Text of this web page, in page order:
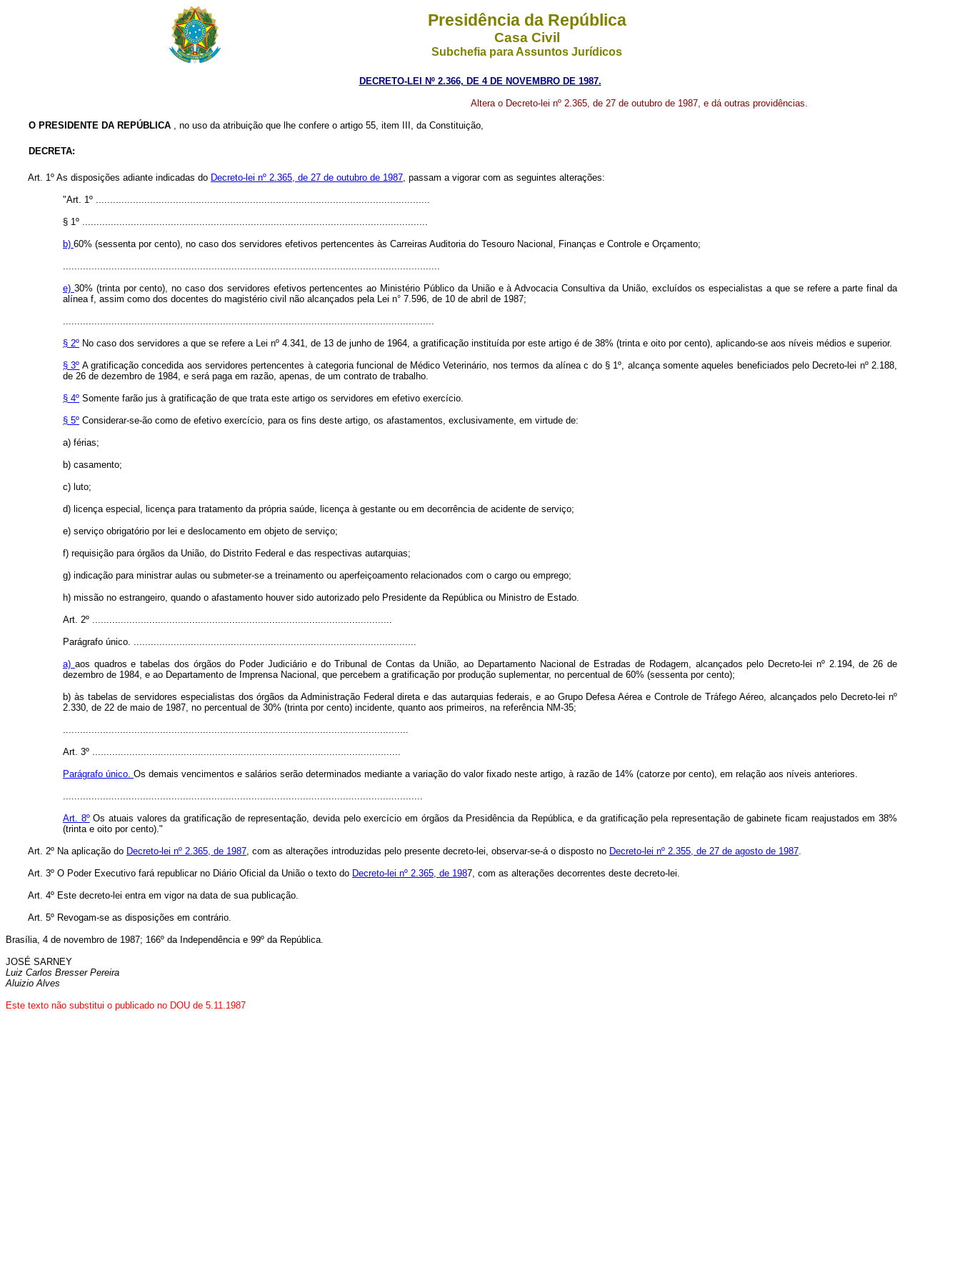
Presidência da República
Casa Civil
Subchefia para Assuntos Jurídicos
DECRETO-LEI Nº 2.366, DE 4 DE NOVEMBRO DE 1987.
Altera o Decreto-lei nº 2.365, de 27 de outubro de 1987, e dá outras providências.
O PRESIDENTE DA REPÚBLICA , no uso da atribuição que lhe confere o artigo 55, item III, da Constituição,
DECRETA:
Art. 1º As disposições adiante indicadas do Decreto-lei nº 2.365, de 27 de outubro de 1987 , passam a vigorar com as seguintes alterações:
"Art. 1º
§ 1º .........................................................................................................................
b) 60% (sessenta por cento), no caso dos servidores efetivos pertencentes às Carreiras Auditoria do Tesouro Nacional, Finanças e Controle e Orçamento;
e) 30% (trinta por cento), no caso dos servidores efetivos pertencentes ao Ministério Público da União e à Advocacia Consultiva da União, excluídos os especialistas a que se refere a parte final da
alínea f, assim como dos docentes do magistério civil não alcançados pela Lei n° 7.596, de 10 de abril de 1987;
§ 2º No caso dos servidores a que se refere a Lei nº 4.341, de 13 de junho de 1964, a gratificação instituída por este artigo é de 38% (trinta e oito por cento), aplicando-se aos níveis médios e superior.
§ 3º A gratificação concedida aos servidores pertencentes à categoria funcional de Médico Veterinário, nos termos da alínea c do § 1º, alcança somente aqueles beneficiados pelo Decreto-lei nº 2.188,
de 26 de dezembro de 1984, e será paga em razão, apenas, de um contrato de trabalho.
§ 4º Somente farão jus à gratificação de que trata este artigo os servidores em efetivo exercício.
§ 5º Considerar-se-ão como de efetivo exercício, para os fins deste artigo, os afastamentos, exclusivamente, em virtude de:
a) férias;
b) casamento;
c) luto;
d) licença especial, licença para tratamento da própria saúde, licença à gestante ou em decorrência de acidente de serviço;
e) serviço obrigatório por lei e deslocamento em objeto de serviço;
f) requisição para órgãos da União, do Distrito Federal e das respectivas autarquias;
g) indicação para ministrar aulas ou submeter-se a treinamento ou aperfeiçoamento relacionados com o cargo ou emprego;
h) missão no estrangeiro, quando o afastamento houver sido autorizado pelo Presidente da República ou Ministro de Estado.
Art. 2º
Parágrafo único. ...................................................................................................
a) aos quadros e tabelas dos órgãos do Poder Judiciário e do Tribunal de Contas da União, ao Departamento Nacional de Estradas de Rodagem, alcançados pelo Decreto-lei nº 2.194, de 26 de
dezembro de 1984, e ao Departamento de Imprensa Nacional, que percebem a gratificação por produção suplementar, no percentual de 60% (sessenta por cento);
b) às tabelas de servidores especialistas dos órgãos da Administração Federal direta e das autarquias federais, e ao Grupo Defesa Aérea e Controle de Tráfego Aéreo, alcançados pelo Decreto-lei nº
2.330, de 22 de maio de 1987, no percentual de 30% (trinta por cento) incidente, quanto aos primeiros, na referência NM-35;
Art. 3º
Parágrafo único. Os demais vencimentos e salários serão determinados mediante a variação do valor fixado neste artigo, à razão de 14% (catorze por cento), em relação aos níveis anteriores.
Art. 8ºOs atuais valores da gratificação de representação, devida pelo exercício em órgãos da Presidência da República, e da gratificação pela representação de gabinete ficam reajustados em 38%
(trinta e oito por cento)."
Art. 2º Na aplicação do Decreto-lei nº 2.365, de 1987 , com as alterações introduzidas pelo presente decreto-lei, observar-se-á o disposto no Decreto-lei nº 2.355, de 27 de agosto de 1987
Art. 3º O Poder Executivo fará republicar no Diário Oficial da União o texto do Decreto-lei nº 2.365, de 1987, com as alterações decorrentes deste decreto-lei.
Art. 4º Este decreto-lei entra em vigor na data de sua publicação.
Art. 5º Revogam-se as disposições em contrário.
Brasília, 4 de novembro de 1987; 166º da Independência e 99º da República.
JOSÉ SARNEY
Luiz Carlos Bresser Pereira
Aluizio Alves
Este texto não substitui o publicado no DOU de 5.11.1987